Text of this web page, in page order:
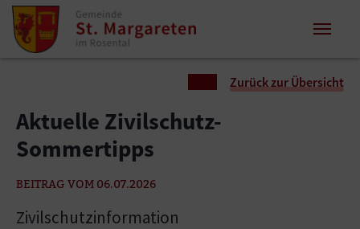
Zum Inhalt springen
Zum Seitenende springen
Zurück zur Übersicht
Aktuelle Zivilschutz-
Sommertipps
BEITRAG VOM 06.07.2026
Zivilschutzinformation